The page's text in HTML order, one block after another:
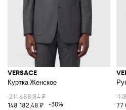
VERSACE
Куртка Женское
211 688,84 ₽
148 182,48 ₽
-30%
77